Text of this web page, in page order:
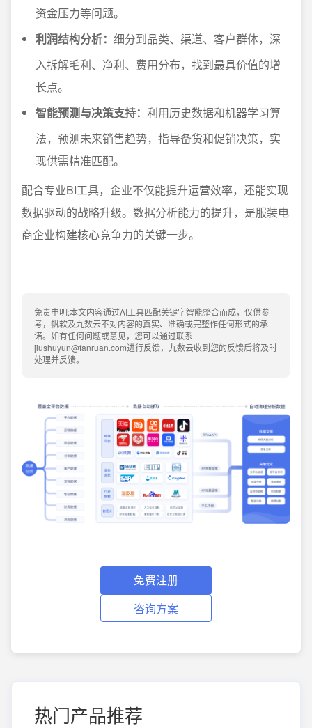
资金压力等问题。
利润结构分析： 细分到品类、渠道、客户群体，深
入拆解毛利、净利、费用分布，找到最具价值的增
长点。
智能预测与决策支持： 利用历史数据和机器学习算
法，预测未来销售趋势，指导备货和促销决策，实
现供需精准匹配。
配合专业BI工具，企业不仅能提升运营效率，还能实现
数据驱动的战略升级。数据分析能力的提升，是服装电
商企业构建核心竞争力的关键一步。
免责申明:本文内容通过AI工具匹配关键字智能整合而成，仅供参
考，帆软及九数云不对内容的真实、准确或完整作任何形式的承
诺。如有任何问题或意见，您可以通过联系
jiushuyun@fanruan.com进行反馈，九数云收到您的反馈后将及时
处理并反馈。
免费注册
咨询方案
热门产品推荐